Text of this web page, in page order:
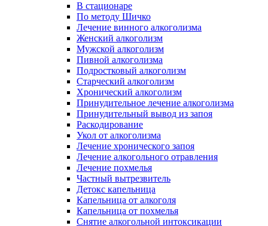
В стационаре
По методу Шичко
Лечение винного алкоголизма
Женский алкоголизм
Мужской алкоголизм
Пивной алкоголизма
Подростковый алкоголизм
Старческий алкоголизм
Хронический алкоголизм
Принудительное лечение алкоголизма
Принудительный вывод из запоя
Раскодирование
Укол от алкоголизма
Лечение хронического запоя
Лечение алкогольного отравления
Лечение похмелья
Частный вытрезвитель
Детокс капельница
Капельница от алкоголя
Капельница от похмелья
Снятие алкогольной интоксикации